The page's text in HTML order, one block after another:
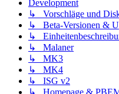
Development
↳ Vorschläge und
↳ Beta-Versionen &
↳
↳ Malaner
↳ MK3
↳ MK4
↳ ISG v2